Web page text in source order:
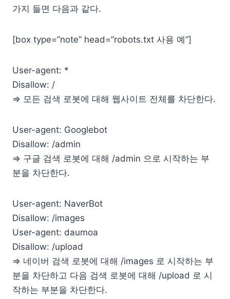
가지 들면 다음과 같다.
[box type=”note” head=”robots.txt 사용 예”]
User-agent: *
Disallow: /
=> 모든 검색 로봇에 대해 웹사이트 전체를 차단한다.
User-agent: Googlebot
Disallow: /admin
=> 구글 검색 로봇에 대해 /admin 으로 시작하는 부
분을 차단한다.
User-agent: NaverBot
Disallow: /images
User-agent: daumoa
Disallow: /upload
=> 네이버 검색 로봇에 대해 /images 로 시작하는 부
분을 차단하고 다음 검색 로봇에 대해 /upload 로 시
작하는 부분을 차단한다.